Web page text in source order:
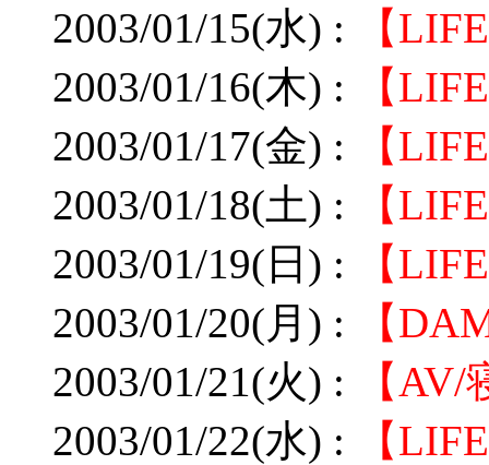
2003/01/15(水) :
【
2003/01/16(木) :
【
2003/01/17(金) :
【
2003/01/18(土) :
【
2003/01/19(日) :
【
2003/01/20(月) :
【
2003/01/21(火) :
【
2003/01/22(水) :
【